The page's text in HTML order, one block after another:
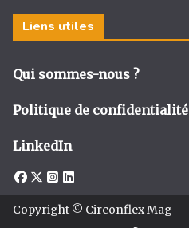
Liens utiles
Qui sommes-nous ?
Politique de confidentialité
LinkedIn
Copyright © Circonflex Mag